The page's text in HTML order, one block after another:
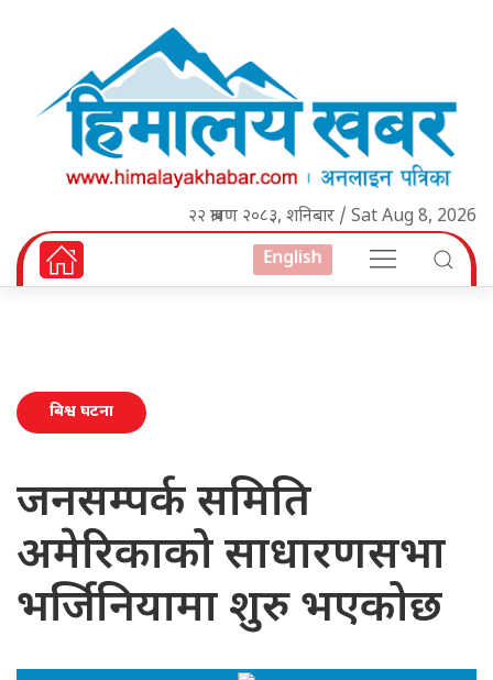
२२ श्रावण २०८३, शनिबार / Sat Aug 8, 2026
English
बिश्व घटना
जनसम्पर्क समिति
अमेरिकाको साधारणसभा
भर्जिनियामा शुरु भएकोछ